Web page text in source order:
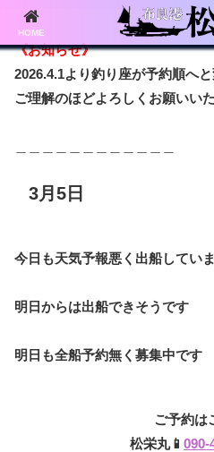
《お知らせ》
2026.4.1より釣り座が予約順へ
ご理解のほどよろしくお願いい
3月5日
今日も天気予報悪く出船してい
明日からは出船できそうです
明日も全船予約無く募集中です
ご予約は
松栄丸📱 090-
HOME